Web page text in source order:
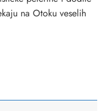
na Otoku veselih